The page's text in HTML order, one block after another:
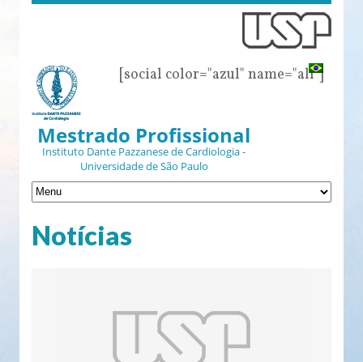
[social color="azul" name="all"]
Mestrado Profissional
Instituto Dante Pazzanese de Cardiologia -
Universidade de São Paulo
Notícias